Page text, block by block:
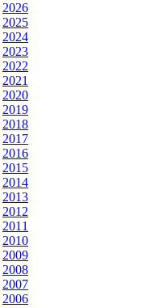
2026
2025
2024
2023
2022
2021
2020
2019
2018
2017
2016
2015
2014
2013
2012
2011
2010
2009
2008
2007
2006